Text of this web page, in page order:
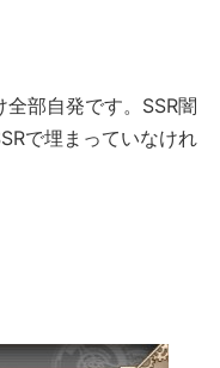
部自発です。SSR闇
で埋まっていなけれ